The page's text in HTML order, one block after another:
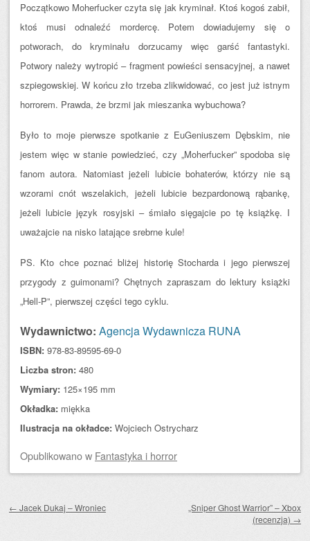
Początkowo Moherfucker czyta się jak kryminał. Ktoś kogoś zabił,
ktoś musi odnaleźć mordercę. Potem dowiadujemy się o
potworach, do kryminału dorzucamy więc garść fantastyki.
Potwory należy wytropić – fragment powieści sensacyjnej, a nawet
szpiegowskiej. W końcu zło trzeba zlikwidować, co jest już istnym
horrorem. Prawda, że brzmi jak mieszanka wybuchowa?
Było to moje pierwsze spotkanie z EuGeniuszem Dębskim, nie
jestem więc w stanie powiedzieć, czy „Moherfucker” spodoba się
fanom autora. Natomiast jeżeli lubicie bohaterów, którzy nie są
wzorami cnót wszelakich, jeżeli lubicie bezpardonową rąbankę,
jeżeli lubicie język rosyjski – śmiało sięgajcie po tę książkę. I
uważajcie na nisko latające srebrne kule!
PS. Kto chce poznać bliżej historię Stocharda i jego pierwszej
przygody z guimonami? Chętnych zapraszam do lektury książki
„Hell-P”, pierwszej części tego cyklu.
Wydawnictwo: Agencja Wydawnicza RUNA
ISBN: 978-83-89595-69-0
Liczba stron: 480
Wymiary: 125×195 mm
Okładka: miękka
Ilustracja na okładce: Wojciech Ostrycharz
Opublikowanow Fantastyka i horror
← Jacek Dukaj – Wroniec
„Sniper Ghost Warrior” – Xbox
(recenzja) →